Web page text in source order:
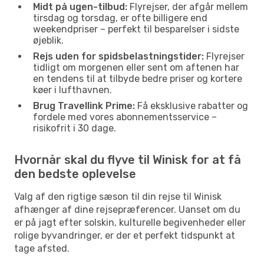
Midt på ugen-tilbud: Flyrejser, der afgår mellem
tirsdag og torsdag, er ofte billigere end
weekendpriser – perfekt til besparelser i sidste
øjeblik.
Rejs uden for spidsbelastningstider: Flyrejser
tidligt om morgenen eller sent om aftenen har
en tendens til at tilbyde bedre priser og kortere
køer i lufthavnen.
Brug Travellink Prime: Få eksklusive rabatter og
fordele med vores abonnementsservice –
risikofrit i 30 dage.
Hvornår skal du flyve til Winisk for at få
den bedste oplevelse
Valg af den rigtige sæson til din rejse til Winisk
afhænger af dine rejsepræferencer. Uanset om du
er på jagt efter solskin, kulturelle begivenheder eller
rolige byvandringer, er der et perfekt tidspunkt at
tage afsted.